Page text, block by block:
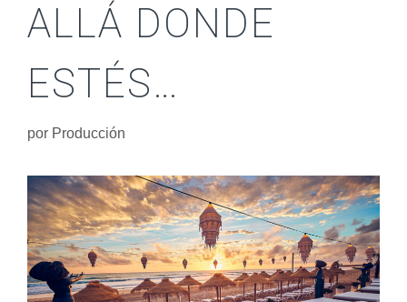
ALLÁ DONDE
ESTÉS…
por Producción